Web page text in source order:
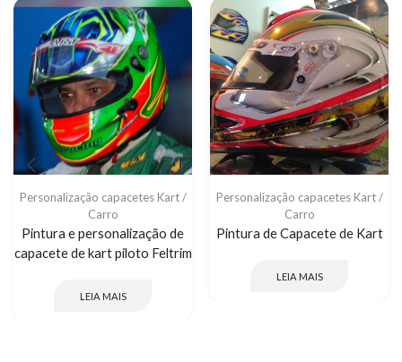
Personalização capacetes Kart /
Carro
Pintura e personalização de
capacete de kart piloto Feltrim
LEIA MAIS
Personalização capacetes Kart /
Carro
Pintura de Capacete de Kart
LEIA MAIS